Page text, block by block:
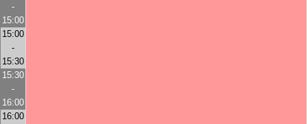
-
15:00
15:00
-
15:30
15:30
-
16:00
16:00